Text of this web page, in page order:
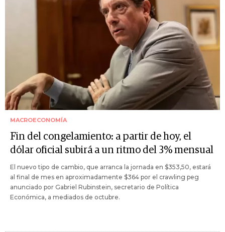
MACROECONOMÍA
Fin del congelamiento: a partir de hoy, el
dólar oficial subirá a un ritmo del 3% mensual
El nuevo tipo de cambio, que arranca la jornada en $353,50, estará
al final de mes en aproximadamente $364 por el crawling peg
anunciado por Gabriel Rubinstein, secretario de Política
Económica, a mediados de octubre.